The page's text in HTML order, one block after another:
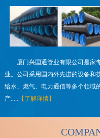
厦门兴国通管业有限公司是家
业。公司采用国内外先进的设备和
给水、燃气、电力通信等多个领域
产.....
【了解详情】